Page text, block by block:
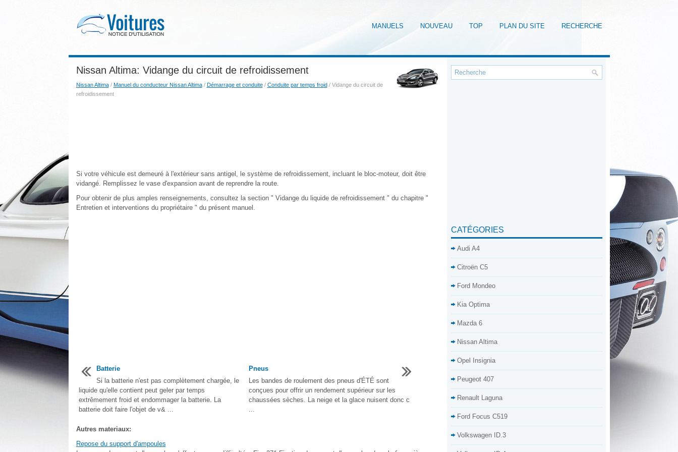
MANUELS NOUVEAU TOP PLAN DU SITE RECHERCHE
Nissan Altima: Vidange du circuit de refroidissement
Nissan Altima/ Manuel du conducteur Nissan Altima/ Démarrage et conduite/ Conduite par temps froid/ Vidange du circuit de
refroidissement
Si votre véhicule est demeuré à l'extérieur sans antigel, le système de refroidissement, incluant le bloc-moteur, doit être
vidangé. Remplissez le vase d'expansion avant de reprendre la route.
Pour obtenir de plus amples renseignements, consultez la section " Vidange du liquide de refroidissement " du chapitre "
Entretien et interventions du propriétaire " du présent manuel.
Batterie
Si la batterie n'est pas complètement chargée, le
liquide qu'elle contient peut geler par temps
extrêmement froid et endommager la batterie. La
batterie doit faire l'objet de v& ...
Pneus
Les bandes de roulement des pneus d'ÉTÉ sont
conçues pour offrir un rendement supérieur sur les
chaussées sèches. La neige et la glace nuisent donc c
...
Autres materiaux:
Repose du support d'ampoules
CATÉGORIES
Audi A4
Citroën C5
Ford Mondeo
Kia Optima
Mazda 6
Nissan Altima
Opel Insignia
Peugeot 407
Renault Laguna
Ford Focus C519
Volkswagen ID.3